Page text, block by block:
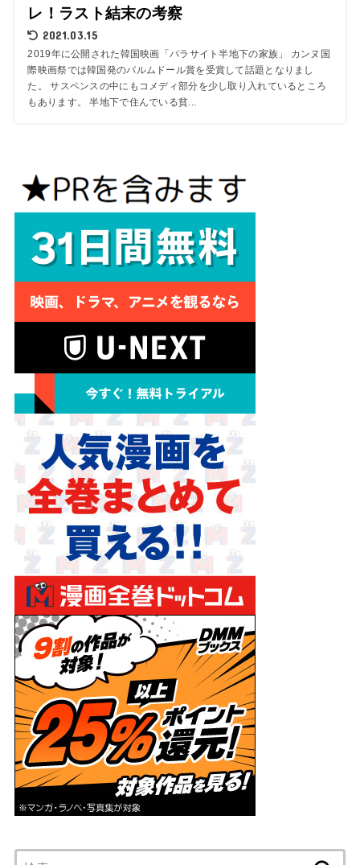
レ！ラスト結末の考察
2021.03.15
2019年に公開された韓国映画「パラサイト半地下の家族」 カンヌ国
際映画祭では韓国発のパルムドール賞を受賞して話題となりまし
た。 サスペンスの中にもコメディ部分を少し取り入れているところ
もあります。 半地下で住んでいる貧...